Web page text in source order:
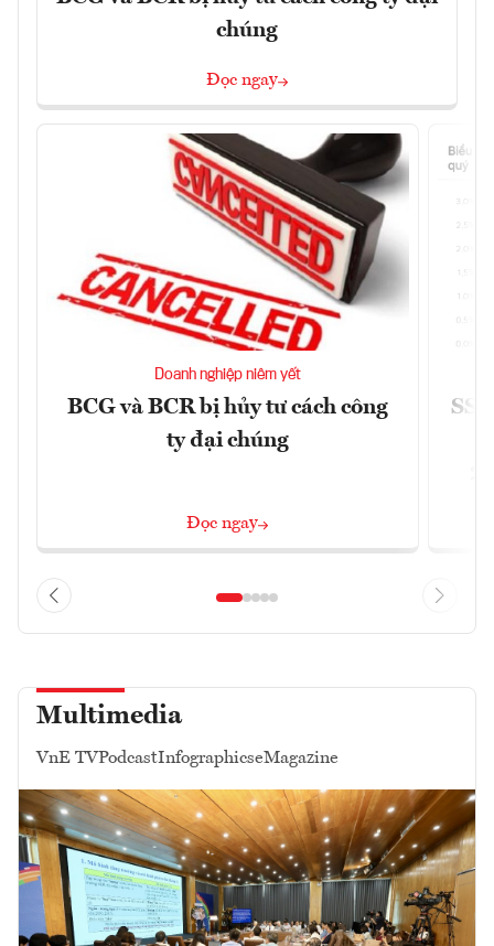
chúng
Đọc ngay
Doanh nghiệp niêm yết
BCG và BCR bị hủy tư cách công
ty đại chúng
Đọc ngay
SSI
Multimedia
VnE TVPodcastInfographicseMagazine